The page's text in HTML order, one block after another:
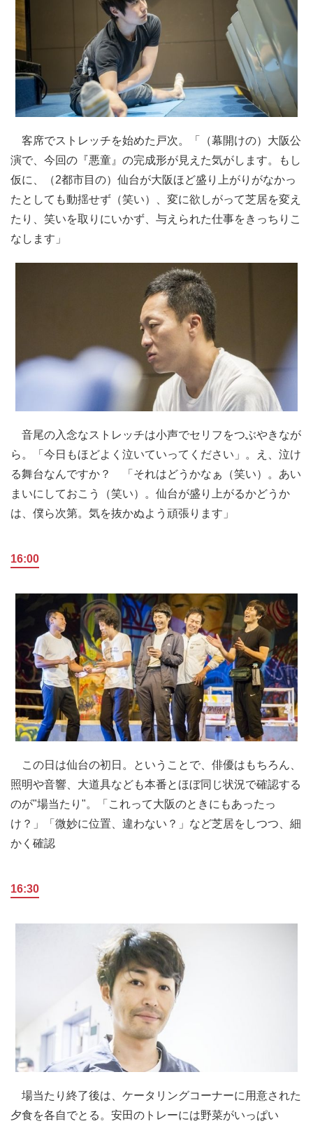
客席でストレッチを始めた戸次。「（幕開けの）大阪公
演で、今回の『悪童』の完成形が見えた気がします。もし
仮に、（2都市目の）仙台が大阪ほど盛り上がりがなかっ
たとしても動揺せず（笑い）、変に欲しがって芝居を変え
たり、笑いを取りにいかず、与えられた仕事をきっちりこ
なします」
音尾の入念なストレッチは小声でセリフをつぶやきなが
ら。「今日もほどよく泣いていってください」。え、泣け
る舞台なんですか？ 「それはどうかなぁ（笑い）。あい
まいにしておこう（笑い）。仙台が盛り上がるかどうか
は、僕ら次第。気を抜かぬよう頑張ります」
16:00
この日は仙台の初日。ということで、俳優はもちろん、
照明や音響、大道具なども本番とほぼ同じ状況で確認する
のが"場当たり"。「これって大阪のときにもあったっ
け？」「微妙に位置、違わない？」など芝居をしつつ、細
かく確認
16:30
場当たり終了後は、ケータリングコーナーに用意された
夕食を各自でとる。安田のトレーには野菜がいっぱい